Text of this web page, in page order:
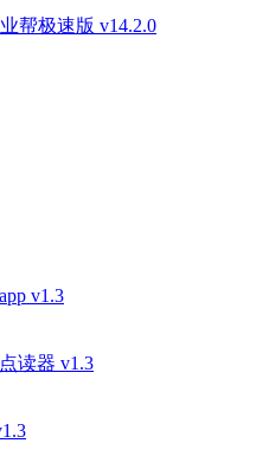
帮极速版 v14.2.0
v1.3
读器 v1.3